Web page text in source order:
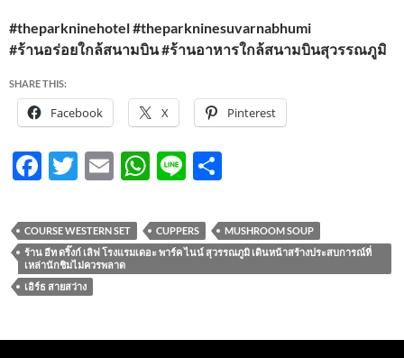
#theparkninehotel #theparkninesuvarnabhumi
#ร้านอร่อยใกล้สนามบิน #ร้านอาหารใกล้สนามบินสุวรรณภูมิ
SHARE THIS:
Facebook X Pinterest
F
e
b
o
k
T
itt
er
E
ail
W
at
s
A
p
Li
e ar
e
COURSE WESTERN SET CUPPERS
MUSHROOM SOUP
ร้าน อีท ดริ๊งก์ เลิฟ โรงแรมเดอะ พาร์ค ไนน์ สุวรรณภูมิ เดินหน้าสร้างประสบการณ์ที่
เหล่านักชิมไม่ควรพลาด
เอิร์ธ สายสว่าง